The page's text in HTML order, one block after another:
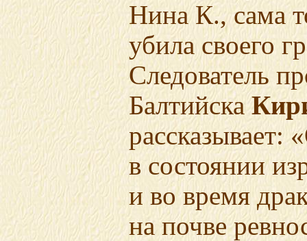
Нина К., сама
убила своего
Следователь
Балтийска
рассказывает:
в состоянии
и во время
на почве